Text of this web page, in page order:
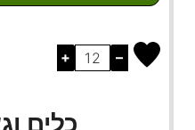
–
+
כלים